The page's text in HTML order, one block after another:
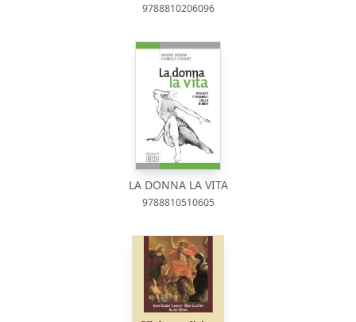
9788810206096
LA DONNA LA VITA
9788810510605